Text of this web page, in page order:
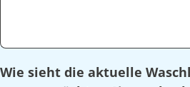
Wie sieht die aktuelle